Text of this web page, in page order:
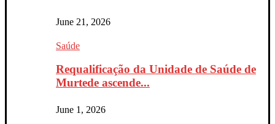
June 21, 2026
Saúde
Requalificação da Unidade de Saúde de
Murtede ascende...
June 1, 2026